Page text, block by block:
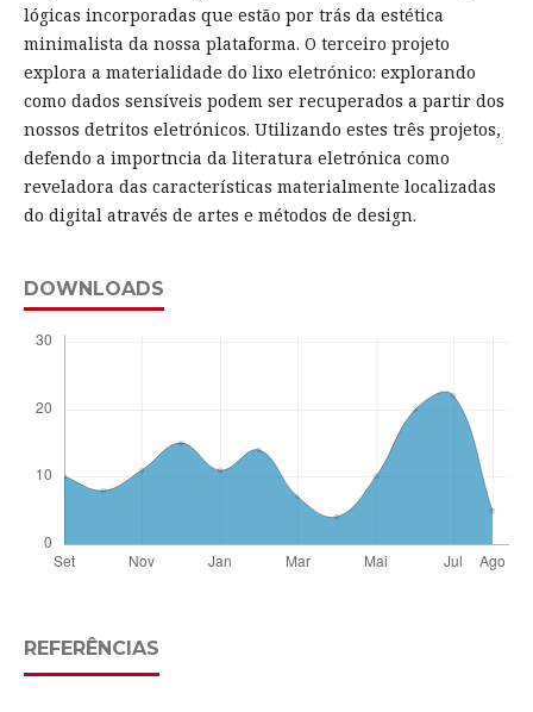
lógicas incorporadas que estão por trás da estética
minimalista da nossa plataforma. O terceiro projeto
explora a materialidade do lixo eletrónico: explorando
como dados sensíveis podem ser recuperados a partir dos
nossos detritos eletrónicos. Utilizando estes três projetos,
defendo a importncia da literatura eletrónica como
reveladora das características materialmente localizadas
do digital através de artes e métodos de design.
DOWNLOADS
REFERÊNCIAS